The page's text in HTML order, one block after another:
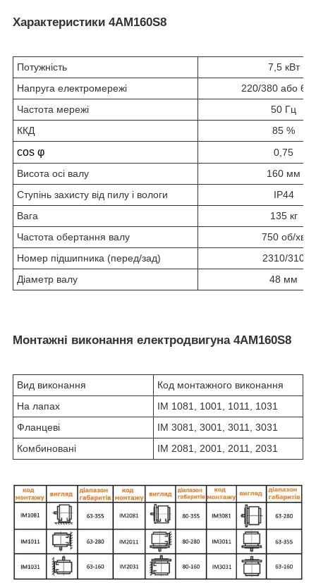
Характеристики 4АМ160S8
Потужність
7,5 кВт
Напруга електромережі
220/380 або
Частота мережі
50 Гц
ККД
85 %
cos φ
0,75
Висота осі валу
160 мм
Ступінь захисту від пилу і вологи
IP44
Вага
135 кг
Частота обертання валу
750 об/хв
Номер підшипника (перед/зад)
2310/310
Діаметр валу
48 мм
Монтажні виконання електродвигуна 4АМ160S8
Вид виконання
Код монтажного виконання
На лапах
IM 1081, 1001, 1011, 1031
Фланцеві
IM 3081, 3001, 3011, 3031
Комбиновані
IM 2081, 2001, 2011, 2031